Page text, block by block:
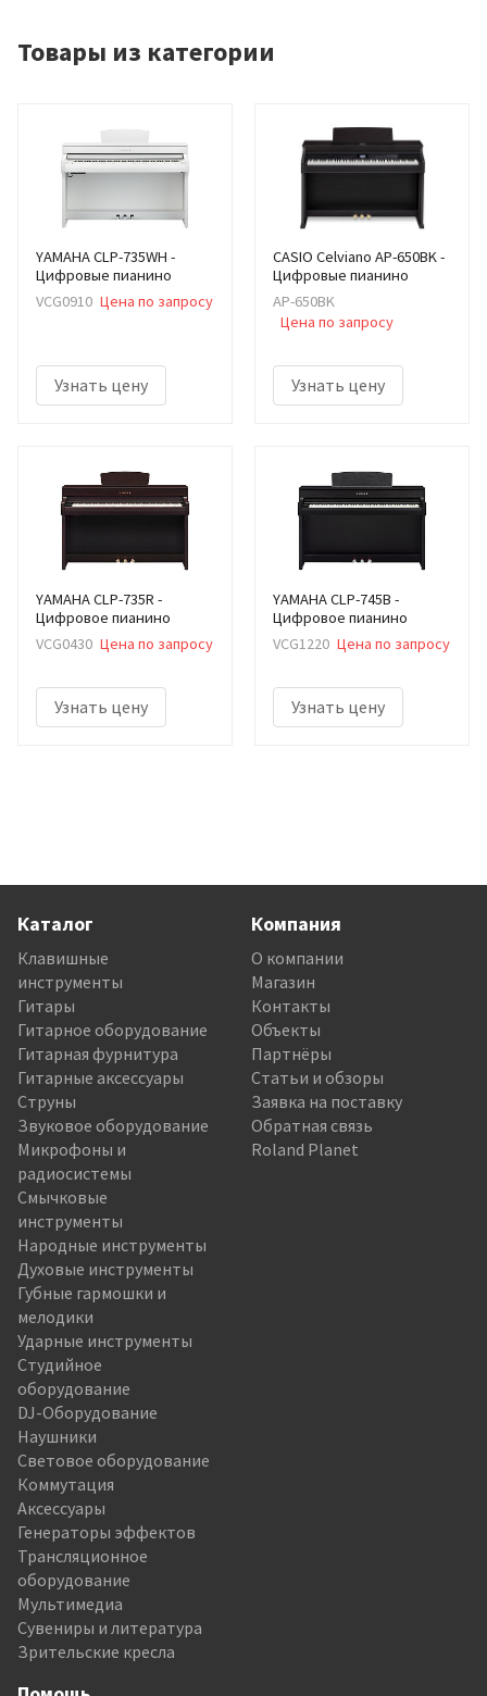
Товары из категории
YAMAHA CLP-735WH -
Цифровые пианино
VCG0910 Цена по запросу
Узнать цену
CASIO Celviano AP-650BK -
Цифровые пианино
AP-650BK
Цена по запросу
Узнать цену
YAMAHA CLP-735R -
Цифровое пианино
VCG0430 Цена по запросу
Узнать цену
YAMAHA CLP-745B -
Цифровое пианино
VCG1220 Цена по запросу
Узнать цену
Каталог
Клавишные
инструменты
Гитары
Гитарное оборудование
Гитарная фурнитура
Гитарные аксессуары
Струны
Звуковое оборудование
Микрофоны и
радиосистемы
Смычковые
инструменты
Народные инструменты
Духовые инструменты
Губные гармошки и
мелодики
Ударные инструменты
Студийное
оборудование
DJ-Оборудование
Наушники
Световое оборудование
Коммутация
Аксессуары
Генераторы эффектов
Трансляционное
оборудование
Мультимедиа
Сувениры и литература
Зрительские кресла
Компания
О компании
Магазин
Контакты
Объекты
Партнёры
Статьи и обзоры
Заявка на поставку
Обратная связь
Roland Planet